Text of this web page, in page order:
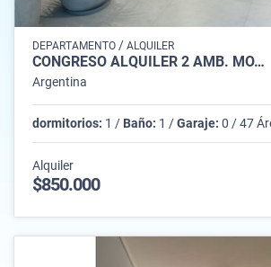
DEPARTAMENTO / ALQUILER
CONGRESO ALQUILER 2 AMB. MO…
Argentina
dormitorios: 1 / Baño: 1 /Garaje: 0 / 47
Alquiler
$850.000